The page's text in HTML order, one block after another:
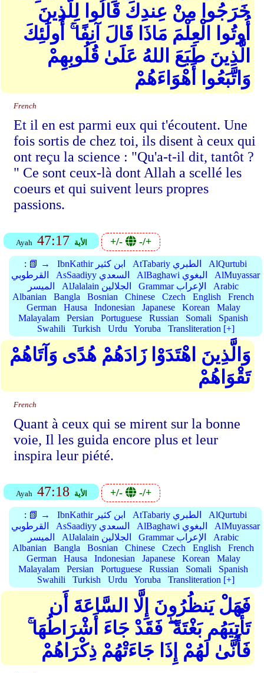
خَرَجُوا مِنْ عِندِكَ قَالُوا لِلَّذِينَ
أُوتُوا الْعِلْمَ مَاذَا قَالَ آنِفًا ۚ أُولَٰئِكَ
الَّذِينَ طَبَعَ اللهُ عَلَىٰ قُلُوبِهِمْ
وَاتَّبَعُوا أَهْوَاءَهُمْ
French
Et il en est parmi eux qui t'écoutent. Une
fois sortis de chez toi, ils disent à ceux qui
ont reçu la science : "Qu'a-t-il dit, tantôt ?
" Ce sont ceux-là dont Allah a scellé les
coeurs et qui suivent leurs propres
passions.
Ayah 47:17 الأية +/- -/+
: 📗 → IbnKathir ابن كثير AtTabariy الطبري
AlQurtubi
القرطوبي
AsSaadiyy السعدي AlBaghawi البغوي
AlMuyassar
الميسر
AlJalalain الجلالين Grammar الإعراب
Arabic
Albanian
Bangla Bosnian Chinese Czech English
French
German
Hausa Indonesian Japanese Korean
Malay
Malayalam
Persian Portuguese Russian Somali
Spanish
Swahili
Turkish Urdu Yoruba Transliteration [+]
وَالَّذِينَ اهْتَدَوْا زَادَهُمْ هُدًى وَآتَاهُمْ
تَقْوَاهُمْ
French
Quant à ceux qui se mirent sur la bonne
voie, Il les guida encore plus et leur
inspira leur piété.
Ayah 47:18 الأية +/- -/+
: 📗 → IbnKathir ابن كثير AtTabariy الطبري
AlQurtubi
القرطوبي
AsSaadiyy السعدي AlBaghawi البغوي
AlMuyassar
الميسر
AlJalalain الجلالين Grammar الإعراب
Arabic
Albanian
Bangla Bosnian Chinese Czech English
French
German
Hausa Indonesian Japanese Korean
Malay
Malayalam
Persian Portuguese Russian Somali
Spanish
Swahili
Turkish Urdu Yoruba Transliteration [+]
فَهَلْ يَنظُرُونَ إِلَّا السَّاعَةَ أَن
تَأْتِيَهُم بَغْتَةً ۖ فَقَدْ جَاءَ أَشْرَاطُهَا ۚ
فَأَنَّىٰ لَهُمْ إِذَا جَاءَتْهُمْ ذِكْرَاهُمْ